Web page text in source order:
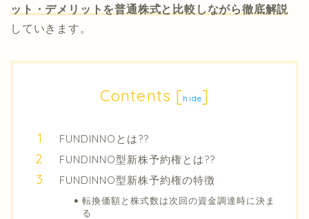
ット・デメリットを普通株式と比較しながら徹底解説
していきます。
Contents [hide]
FUNDINNOとは??
FUNDINNO型新株予約権とは??
FUNDINNO型新株予約権の特徴
転換価額と株式数は次回の資金調達時に決ま
る